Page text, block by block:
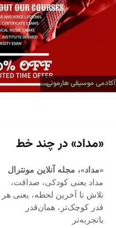
آکادمی موسیقی هارمونی
«مداد» در چند خط
«مداد»، مجله آنلاین مونترال
مداد یعنی کودکی، صداقت،
تلاش تا آخرین لحظه، یعنی هر
قدر کوچک‌تر، همان‌قدر
باتجربه‌تر